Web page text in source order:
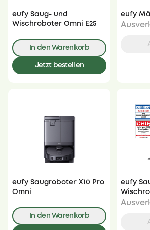
eufy Saug- und
Wischroboter Omni E25
In den Warenkorb
Jetzt bestellen
eufy
eufy Saugroboter X10 Pro
Omni
In den Warenkorb
eufy